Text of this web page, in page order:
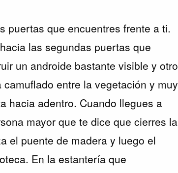
puertas que encuentres frente a ti.
las segundas puertas que
un androide bastante visible y otro
entre la vegetación y muy
hacia adentro. Cuando llegues a
mayor que te dice que cierres la
el puente de madera y luego el
En la estantería que